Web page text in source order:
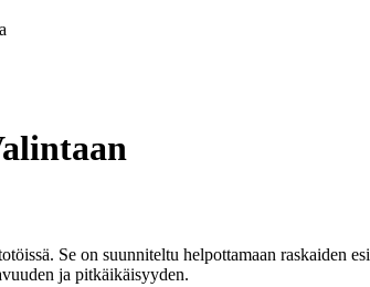
Se on suunniteltu helpottamaan raskaiden
ja pitkäikäisyyden.